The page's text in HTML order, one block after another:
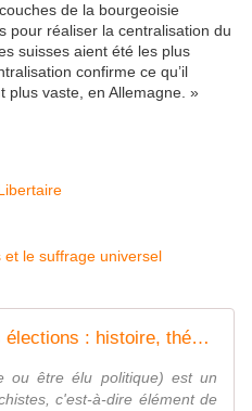
de la bourgeoisie
pour réaliser la centralisation du
suisses aient été les plus
confirme ce qu’il
plus vaste, en Allemagne. »
★ Les anarchistes et les élections : histoire, théories et pratiques - Socialisme libertaire
ou être élu politique) est un
c'est-à-dire élément de